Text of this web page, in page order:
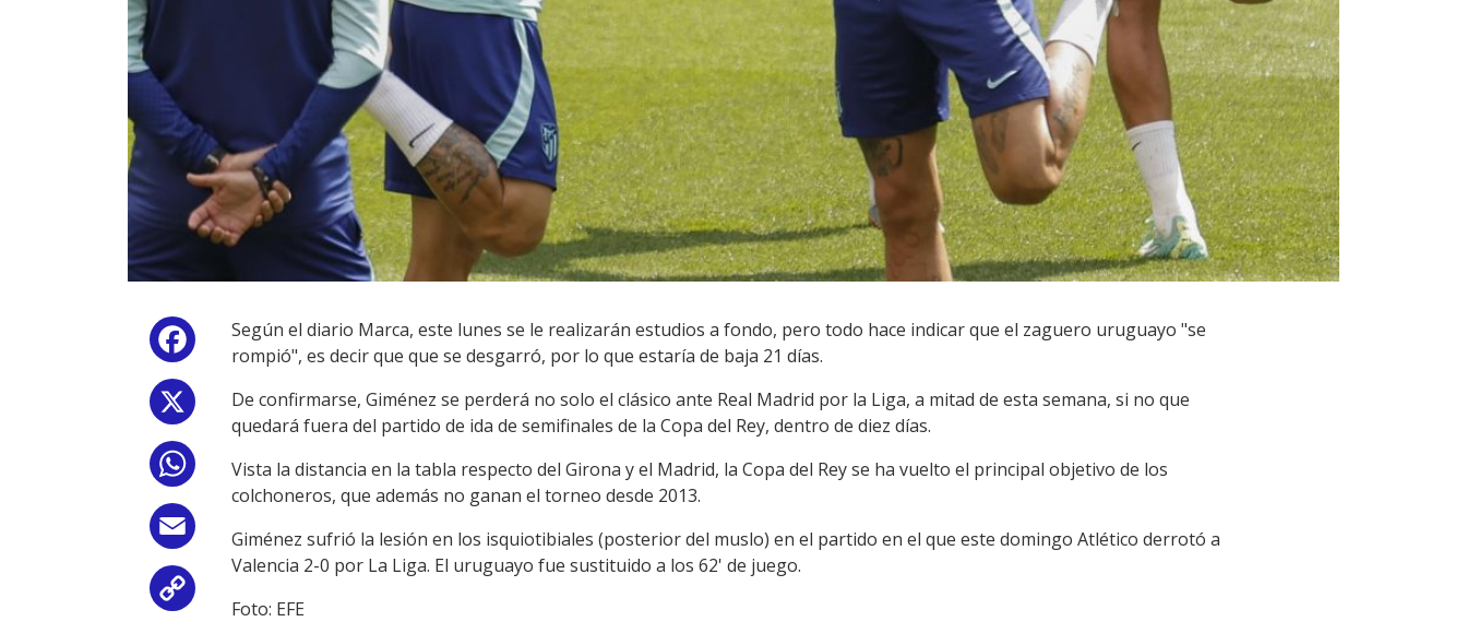
Facebook
WhatsApp
Email
Según el diario Marca, este lunes se le realizarán estudios a fondo, pero todo hace indicar que el zaguero uruguayo "se
rompió", es decir que que se desgarró, por lo que estaría de baja 21 días.
De confirmarse, Giménez se perderá no solo el clásico ante Real Madrid por la Liga, a mitad de esta semana, si no que
quedará fuera del partido de ida de semifinales de la Copa del Rey, dentro de diez días.
Vista la distancia en la tabla respecto del Girona y el Madrid, la Copa del Rey se ha vuelto el principal objetivo de los
colchoneros, que además no ganan el torneo desde 2013.
Giménez sufrió la lesión en los isquiotibiales (posterior del muslo) en el partido en el que este domingo Atlético derrotó a
Valencia 2-0 por La Liga. El uruguayo fue sustituido a los 62' de juego.
Foto: EFE